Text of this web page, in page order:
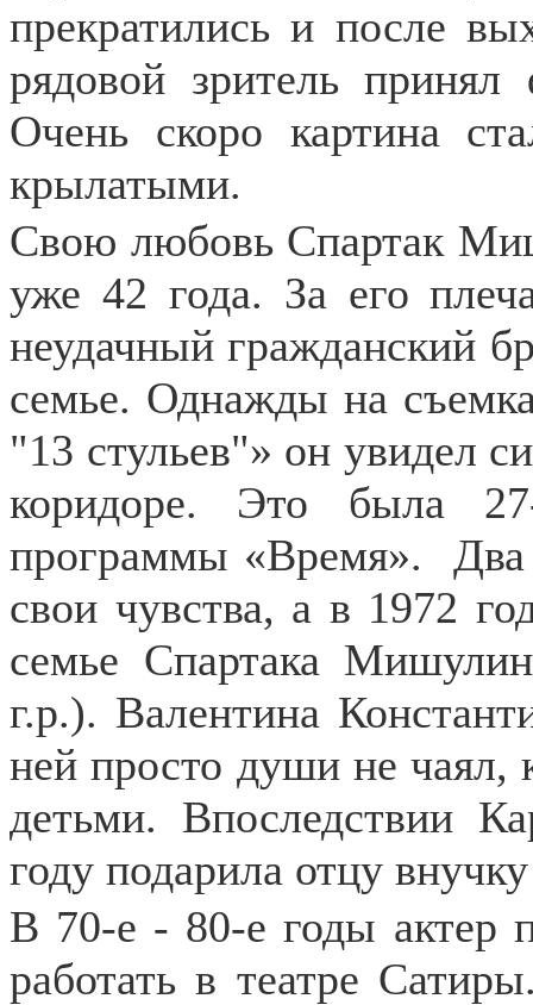
прекратились и после
рядовой зритель
Очень скоро картина
крылатыми.
Свою любовь Спартак
уже 42 года. За его
неудачный гражданский
семье. Однажды на
"13 стульев"» он увидел
коридоре. Это была
программы «Время».
Два
свои чувства, а в 1972
семье Спартака
г.р.). Валентина
ней просто души не чаял,
детьми. Впоследствии
году подарила отцу
В 70-е - 80-е годы актер
работать в театре